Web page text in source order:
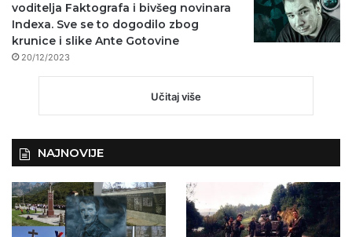
voditelja Faktografa i bivšeg novinara
Indexa. Sve se to dogodilo zbog
krunice i slike Ante Gotovine
20/12/2023
Učitaj više
NAJNOVIJE